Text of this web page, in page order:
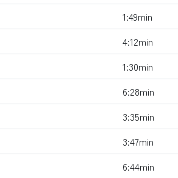
1:49min
4:12min
1:30min
6:28min
3:35min
3:47min
6:44min